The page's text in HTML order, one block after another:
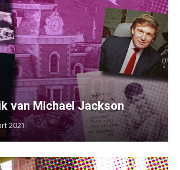
van Michael Jackson
2021